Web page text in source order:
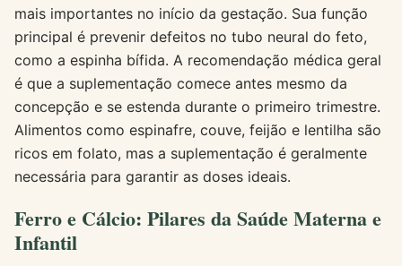
mais importantes no início da gestação. Sua função
principal é prevenir defeitos no tubo neural do feto,
como a espinha bífida. A recomendação médica geral
é que a suplementação comece antes mesmo da
concepção e se estenda durante o primeiro trimestre.
Alimentos como espinafre, couve, feijão e lentilha são
ricos em folato, mas a suplementação é geralmente
necessária para garantir as doses ideais.
Ferro e Cálcio: Pilares da Saúde Materna e
Infantil